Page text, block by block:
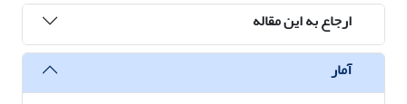
ارجاع به این مقاله
آمار